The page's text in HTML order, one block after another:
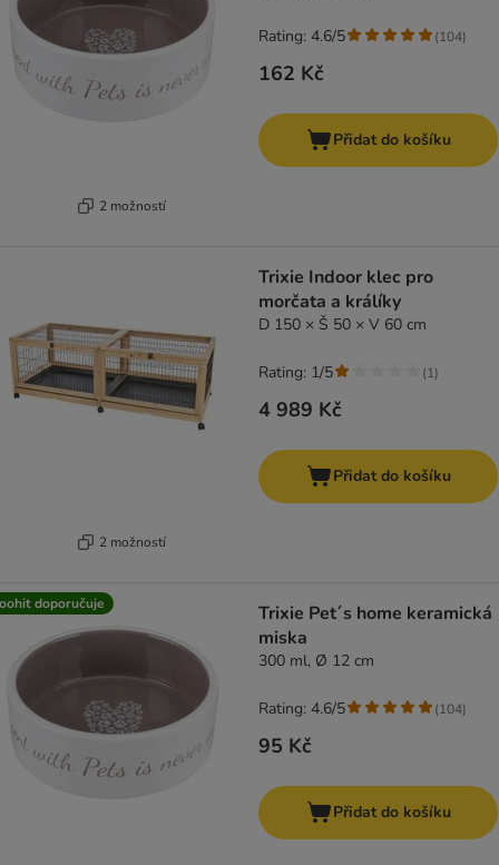
2 možností
162 Kč
Rating: 4.6/5 (104)
Přidat do košíku
2 možností
Trixie Indoor klec pro
morčata a králíky
D 150 × Š 50 × V 60 cm
4 989 Kč
Rating: 1/5 (1)
Přidat do košíku
doporučuje
Trixie Pet´s home keramická
miska
300 ml, Ø 12 cm
95 Kč
Rating: 4.6/5 (104)
Přidat do košíku